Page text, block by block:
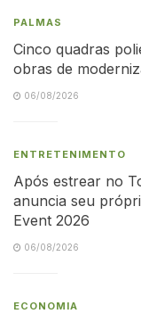
PALMAS
Cinco quadras
obras de
06/08/2026
ENTRETENIMENTO
Após estrear no
anuncia seu
Event 2026
06/08/2026
ECONOMIA